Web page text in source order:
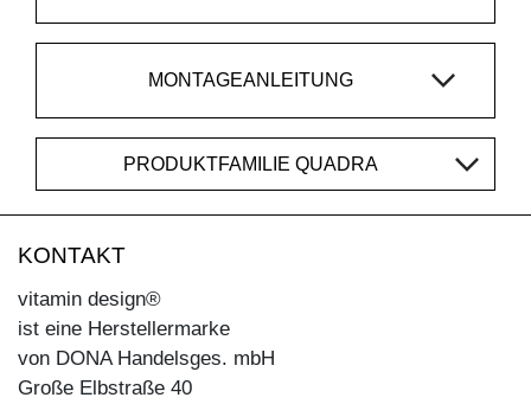
MONTAGEANLEITUNG
PRODUKTFAMILIE QUADRA
KONTAKT
vitamin design®
ist eine Herstellermarke
von DONA Handelsges. mbH
Große Elbstraße 40